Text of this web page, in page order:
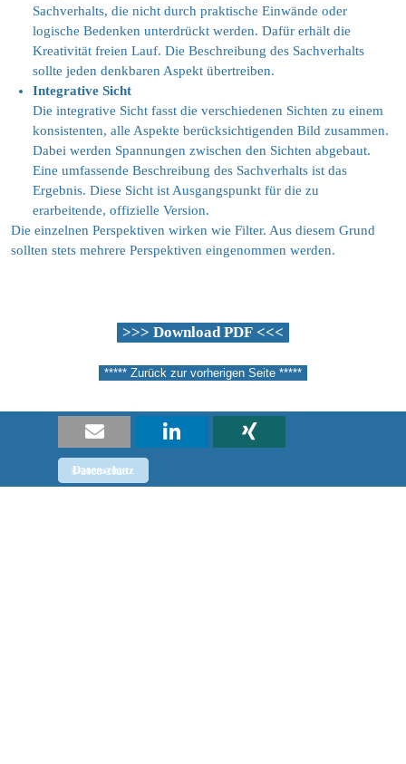
Sachverhalts, die nicht durch praktische Einwände oder
logische Bedenken unterdrückt werden. Dafür erhält die
Kreativität freien Lauf. Die Beschreibung des Sachverhalts
sollte jeden denkbaren Aspekt übertreiben.
Integrative Sicht
Die integrative Sicht fasst die verschiedenen Sichten zu einem
konsistenten, alle Aspekte berücksichtigenden Bild zusammen.
Dabei werden Spannungen zwischen den Sichten abgebaut.
Eine umfassende Beschreibung des Sachverhalts ist das
Ergebnis. Diese Sicht ist Ausgangspunkt für die zu
erarbeitende, offizielle Version.
Die einzelnen Perspektiven wirken wie Filter. Aus diesem Grund
sollten stets mehrere Perspektiven eingenommen werden.
>>> Download PDF <<<
***** Zurück zur vorherigen Seite *****
Impressum
Datenschutz
© 2008-2026